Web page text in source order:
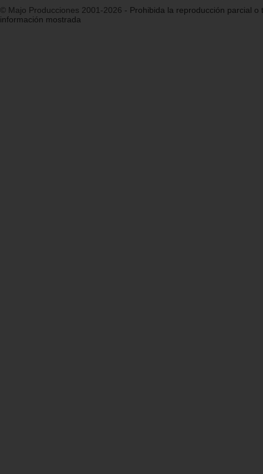
© Majo Producciones 2001-2026 - Prohibida la reproducción parcial o
información mostrada